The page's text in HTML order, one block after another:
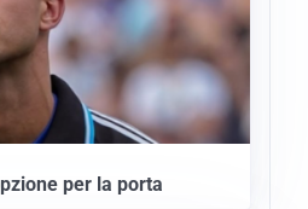
per la porta